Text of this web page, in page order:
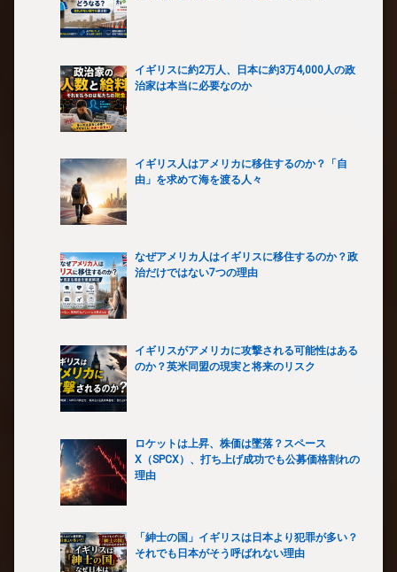
イギリスに約2万人、日本に約3万4,000人の政
治家は本当に必要なのか
イギリス人はアメリカに移住するのか？「自
由」を求めて海を渡る人々
なぜアメリカ人はイギリスに移住するのか？政
治だけではない7つの理由
イギリスがアメリカに攻撃される可能性はある
のか？英米同盟の現実と将来のリスク
ロケットは上昇、株価は墜落？スペース
X（SPCX）、打ち上げ成功でも公募価格割れの
理由
「紳士の国」イギリスは日本より犯罪が多い？
それでも日本がそう呼ばれない理由